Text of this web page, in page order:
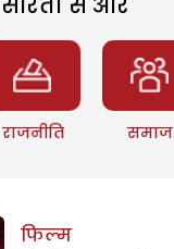
राजनीति समाज
फिल्म